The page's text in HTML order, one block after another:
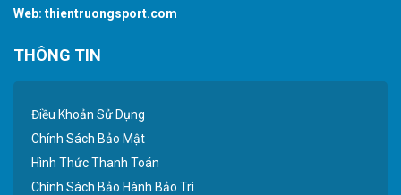
Web: thientruongsport.com
THÔNG TIN
Điều Khoản Sử Dụng
Chính Sách Bảo Mật
Hình Thức Thanh Toán
Chính Sách Bảo Hành Bảo Trì